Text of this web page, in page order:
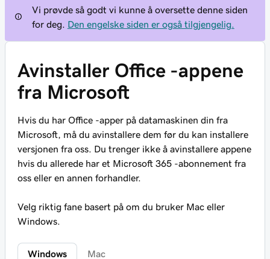
Vi prøvde så godt vi kunne å oversette denne siden
for deg.
Den engelske siden er også tilgjengelig.
Avinstaller Office -appene
fra Microsoft
Hvis du har Office -apper på datamaskinen din fra
Microsoft, må du avinstallere dem før du kan installere
versjonen fra oss. Du trenger ikke å avinstallere appene
hvis du allerede har et Microsoft 365 -abonnement fra
oss eller en annen forhandler.
Velg riktig fane basert på om du bruker Mac eller
Windows.
Windows Mac